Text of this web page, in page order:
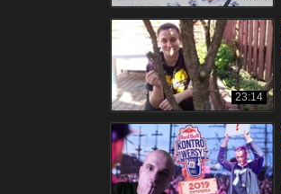
23:14